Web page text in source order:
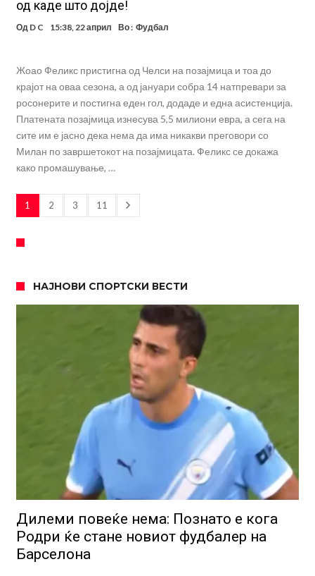
од каде што дојде!
Од D C 15:38, 22 април Во : Фудбал
Жоао Феликс пристигна од Челси на позајмица и тоа до
крајот на оваа сезона, а од јануари собра 14 натпревари за
росонерите и постигна еден гол, додаде и една асистенција.
Платената позајмица изнесува 5,5 милиони евра, а сега на
сите им е јасно дека нема да има никакви преговори со
Милан по завршетокот на позајмицата. Феликс се докажа
како промашување, …
1 2 3 11
НАЈНОВИ СПОРТСКИ ВЕСТИ
Дилеми повеќе нема: Познато е кога
Родри ќе стане новиот фудбалер на
Барселона